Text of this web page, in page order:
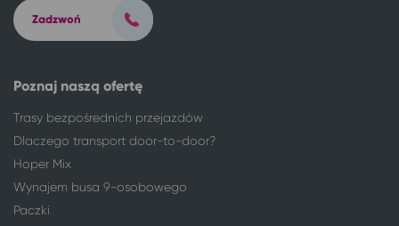
Sopot
Sopot
Poznaj naszą ofertę
Trasy bezpośrednich przejazdów
Dlaczego transport door-to-door?
Hoper Mix
Wynajem busa 9-osobowego
Paczki
Zadzwoń